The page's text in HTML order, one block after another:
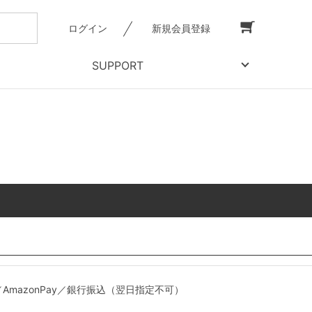
ログイン 新規会員登録
SUPPORT
／銀行振込（翌日指定不可）